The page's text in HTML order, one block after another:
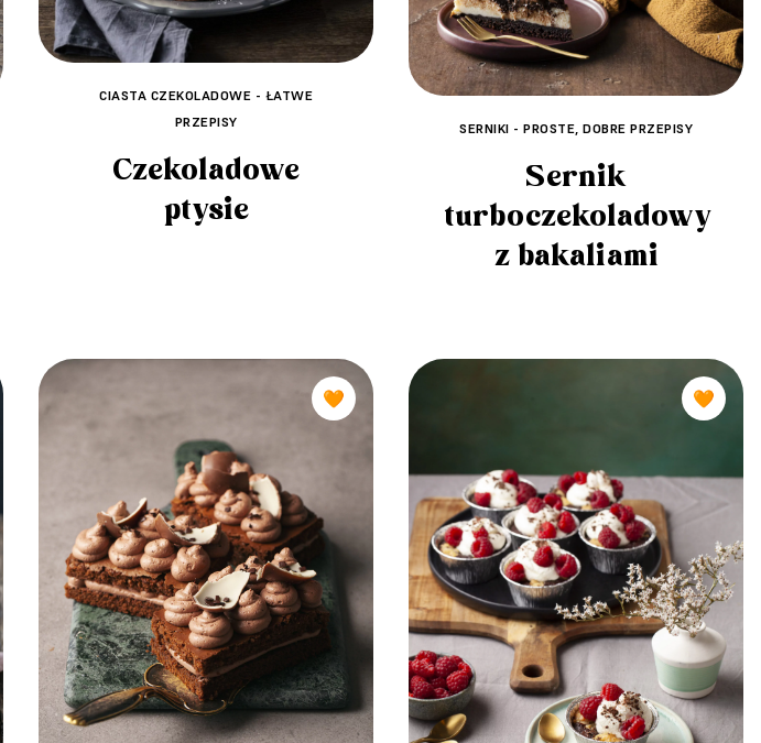
CIASTA CZEKOLADOWE - ŁATWE
PRZEPISY
Czekoladowe
ptysie
SERNIKI - PROSTE, DOBRE PRZEPISY
Sernik
turboczekoladowy
z bakaliami
🧡 🧡